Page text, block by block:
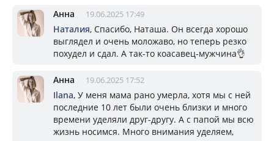
Анна 19.06.2025 17:49
Наталия, Спасибо, Наташа. Он всегда хорошо
выглядел и очень моложаво, но теперь резко
похудел и сдал. А так-то коасавец-мужчина👌
Анна 19.06.2025 17:52
Ilana, У меня мама рано умерла, хотя мы с ней
последние 10 лет были очень близки и много
времени уделяли друг-другу. А с папой мы всю
жизнь носимся. Много внимания уделяем,